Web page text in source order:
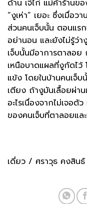
ด้าน เจ๊ไก่ แม่ค้าร้านข
“งูเห่า” เยอะ ซึ่งเมื่อว
ส่วนคนเจ็บนั้น ตอนแร
อย่านอน และยังไม่รู้ว่า
เจ็บนั้นมีอาการตาลอย
เหนือบาดแผลที่งูกัดไว้
แข้ง โดยในบ้านคนเจ็
เตียง ถ้างูมันเลื้อยผ่าน
อะไรเนื่องจากไม่เจอ
ของคนเจ็บที่ตาลอยแล
เดี่ยว / ศราวุธ คงสินธ์